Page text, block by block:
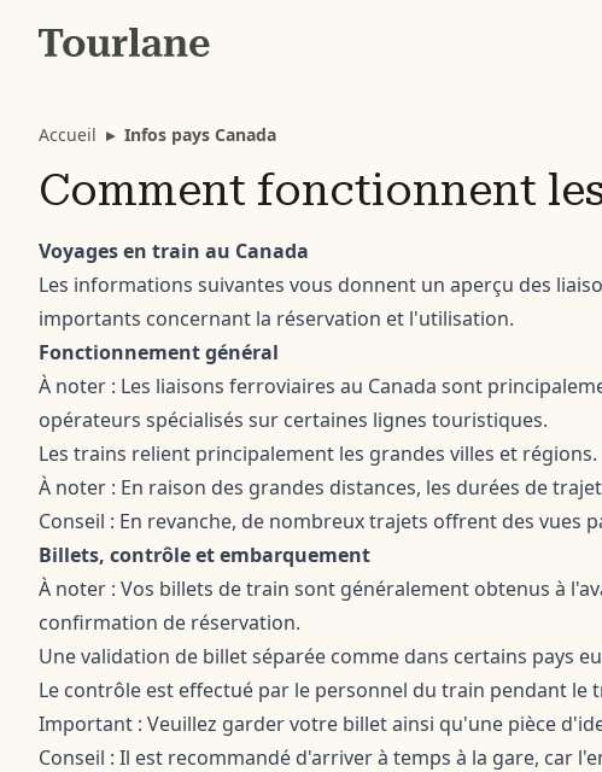
Accueil ▸ Infos pays Canada
Comment fonctionnent
Voyages en train au Canada
Les informations suivantes vous donnent un aperçu des
importants concernant la réservation et l'utilisation.
Fonctionnement général
À noter : Les liaisons ferroviaires au Canada sont
opérateurs spécialisés sur certaines lignes touristiques.
Les trains relient principalement les grandes villes et régions.
À noter : En raison des grandes distances, les durées de
Conseil : En revanche, de nombreux trajets offrent des vues
Billets, contrôle et embarquement
À noter : Vos billets de train sont généralement obtenus à
confirmation de réservation.
Une validation de billet séparée comme dans certains pays
Le contrôle est effectué par le personnel du train pendant le
Important : Veuillez garder votre billet ainsi qu'une pièce
Conseil : Il est recommandé d'arriver à temps à la gare, car